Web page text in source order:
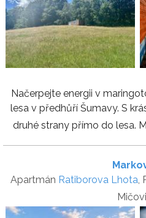
Načerpejte energii v
lesa v předhůří Šumavy. S
druhé strany přímo do lesa.
Apartmán Ratiborova Lhota,